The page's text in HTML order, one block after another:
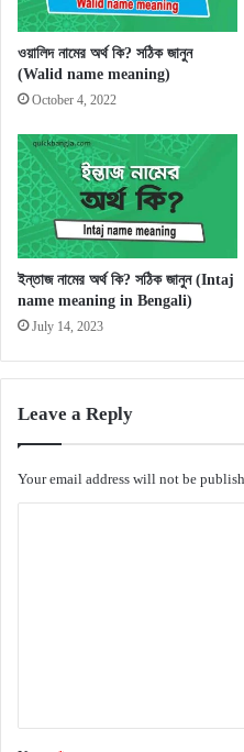
ওয়ালিদ নামের অর্থ কি? সঠিক জানুন
(Walid name meaning)
October 4, 2022
ইন্তাজ নামের অর্থ কি? সঠিক জানুন (Intaj
name meaning in Bengali)
July 14, 2023
Leave a Reply
Your email address will not be